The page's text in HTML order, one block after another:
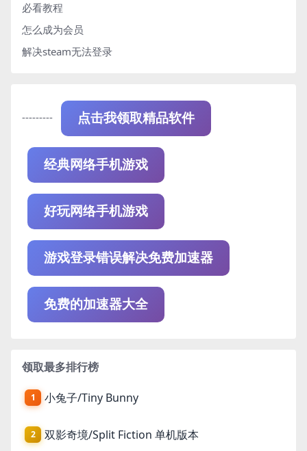
必看教程
怎么成为会员
解决steam无法登录
--------- 点击我领取精品软件
经典网络手机游戏
好玩网络手机游戏
游戏登录错误解决免费加速器
免费的加速器大全
领取最多排行榜
1 小兔子/Tiny Bunny
2 双影奇境/Split Fiction 单机版本